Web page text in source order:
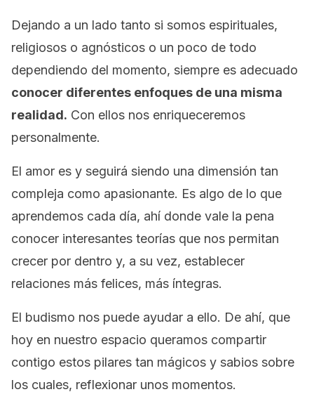
Dejando a un lado tanto si somos espirituales,
religiosos o agnósticos o un poco de todo
dependiendo del momento, siempre es adecuado
conocer diferentes enfoques de una misma
realidad. Con ellos nos enriqueceremos
personalmente.
El amor es y seguirá siendo una dimensión tan
compleja como apasionante. Es algo de lo que
aprendemos cada día, ahí donde vale la pena
conocer interesantes teorías que nos permitan
crecer por dentro y, a su vez, establecer
relaciones más felices, más íntegras.
El budismo nos puede ayudar a ello. De ahí, que
hoy en nuestro espacio queramos compartir
contigo estos pilares tan mágicos y sabios sobre
los cuales, reflexionar unos momentos.